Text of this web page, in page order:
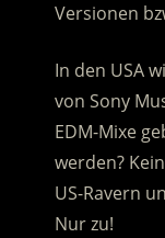
Versionen
In den USA
von Sony
EDM-Mixe
werden?
US-Ravern
Nur zu!